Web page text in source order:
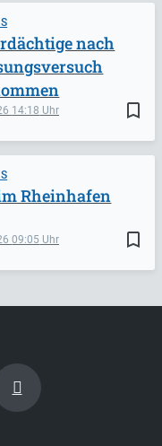
bookmark_border
14:18
nach
bookmark_border
09:05
Rheinhafen